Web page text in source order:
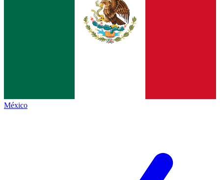
México